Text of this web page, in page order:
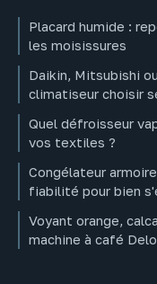
Placard humide :
les moisissures
Daikin, Mitsubishi
climatiseur choisir
Quel défroisseur
vos textiles ?
Congélateur
fiabilité pour bien
Voyant orange,
machine à café